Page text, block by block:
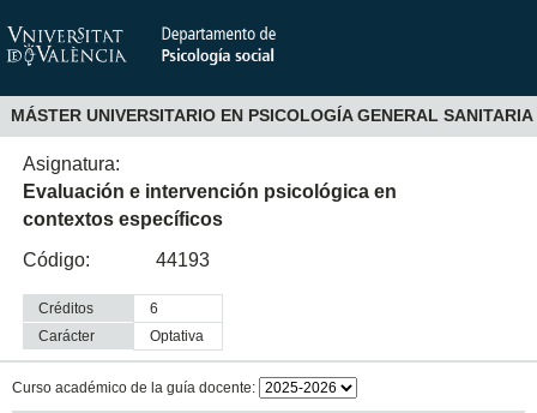
MÁSTER UNIVERSITARIO EN PSICOLOGÍA GENERAL SANITARIA
Asignatura:
Evaluación e intervención psicológica en
contextos específicos
Código:
44193
Créditos
6
Carácter
optativa
Curso académico de la guía docente: